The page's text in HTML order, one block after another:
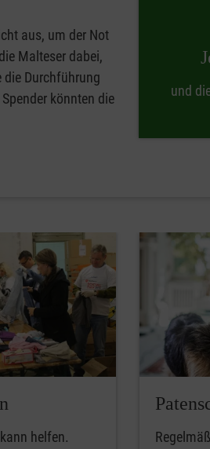
aus, um der Not
Malteser dabei,
Durchführung
könnten die
und
helfen.